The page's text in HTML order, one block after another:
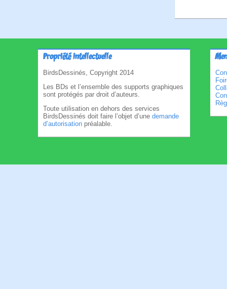
Propriété intellectuelle
BirdsDessinés, Copyright 2014
Les BDs et l’ensemble des supports graphiques
sont protégés par droit d’auteurs.
Toute utilisation en dehors des services
BirdsDessinés doit faire l’objet d’une demande
d’autorisation préalable.